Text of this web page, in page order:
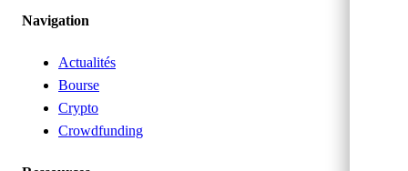
Navigation
Actualités
Bourse
Crypto
Crowdfunding